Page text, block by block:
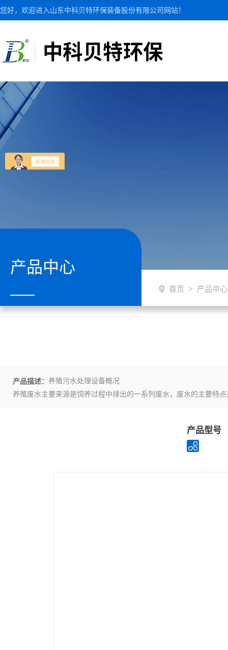
您好，欢迎进入山东中科贝特环保装备股份有限公司网站！
产品中心
首页 > 产品中心
产品描述： 养殖污水处理设备概况
养殖废水主要来源是饲养过程中排出的一系列废水，废水的主要特
产品型号